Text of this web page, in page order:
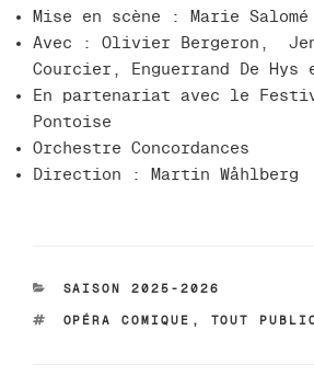
Mise en scène : Marie
Avec : Olivier Bergeron,
Courcier, Enguerrand De Hys
En partenariat avec le
Pontoise
Orchestre Concordances
Direction : Martin Wåhlberg
CATÉGORIES
SAISON 2025-2026
ÉTIQUETTES
OPÉRA COMIQUE , TOUT